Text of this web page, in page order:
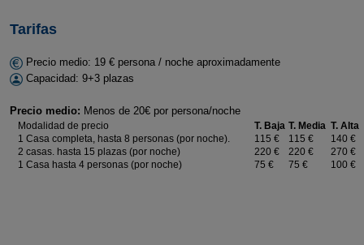
Tarifas
Precio medio: 19 € persona / noche aproximadamente
Capacidad: 9+3 plazas
Precio medio: Menos de 20€ por persona/noche
Modalidad de precio T. Baja T. Media T. Alta
1 Casa completa, hasta 8 personas (por noche).
115 € 115 €
140 €
2 casas. hasta 15 plazas (por noche)
220 € 220 €
270 €
1 Casa hasta 4 personas (por noche)
75 € 75 € 100 €